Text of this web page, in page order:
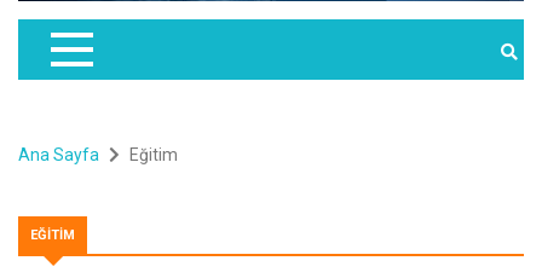
Ana Sayfa Eğitim
EĞITIM